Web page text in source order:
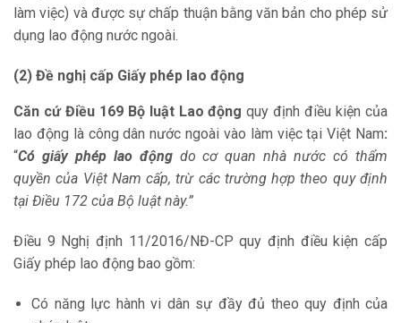
làm việc) và được sự chấp thuận bằng văn bản cho phép sử
dụng lao động nước ngoài.
(2) Đề nghị cấp Giấy phép lao động
Căn cứ Điều 169 Bộ luật Lao độngquy định điều kiện của
lao động là công dân nước ngoài vào làm việc tại Việt Nam:
“Có giấy phép lao độngdo cơ quan nhà nước có thẩm
quyền của Việt Nam cấp, trừ các trường hợp theo quy định
tại Điều 172 của Bộ luật này.”
Điều 9 Nghị định 11/2016/NĐ-CP quy định điều kiện cấp
Giấy phép lao động bao gồm:
Có năng lực hành vi dân sự đầy đủ theo quy định của